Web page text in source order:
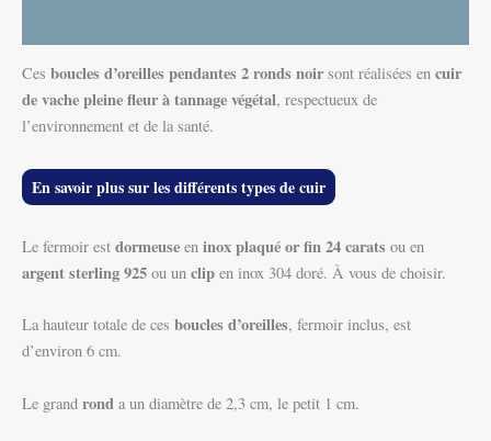
Ces boucles d’oreilles pendantes 2 ronds noir sont réalisées en cuir
de vache pleine fleur à tannage végétal, respectueux de
l’environnement et de la santé.
En savoir plus sur les différents types de cuir
Le fermoir est dormeuse en inox plaqué or fin 24 carats ou en
argent sterling 925 ou un clip en inox 304 doré. À vous de choisir.
La hauteur totale de ces boucles d’oreilles, fermoir inclus, est
d’environ 6 cm.
Le grand rond a un diamètre de 2,3 cm, le petit 1 cm.